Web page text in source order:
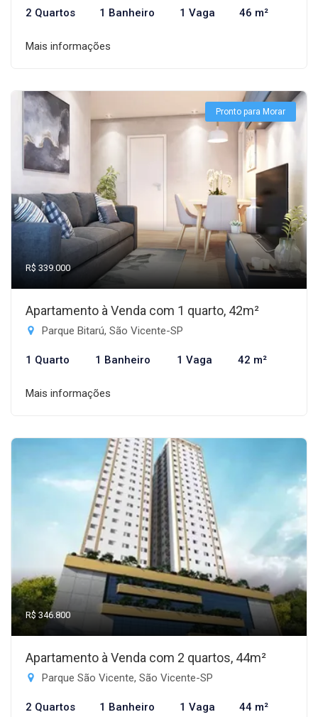
2 Quartos 1 Banheiro 1 Vaga 46 m²
Mais informações
Pronto para Morar
R$ 339.000
Apartamento à Venda com 1 quarto, 42m²
Parque Bitarú, São Vicente-SP
1 Quarto 1 Banheiro 1 Vaga 42 m²
Mais informações
R$ 346.800
Apartamento à Venda com 2 quartos, 44m²
Parque São Vicente, São Vicente-SP
2 Quartos 1 Banheiro 1 Vaga 44 m²